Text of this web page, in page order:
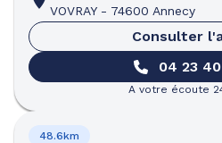
VOVRAY- 74600 Annecy
Consulter
04 23
A votre écoute
48.6km